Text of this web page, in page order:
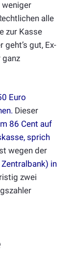
alle
zur Kasse
geht’s gut, Ex-
ganz
Euro
. Dieser
86 Cent auf
sprich
wegen der
in
zwei